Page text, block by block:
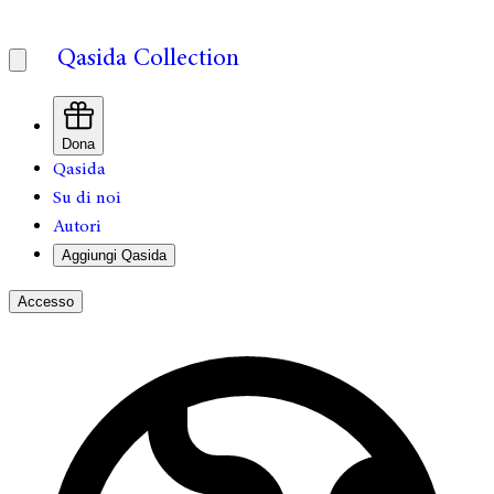
Qasida Collection
Dona
Qasida
Su di noi
Autori
Aggiungi Qasida
Accesso